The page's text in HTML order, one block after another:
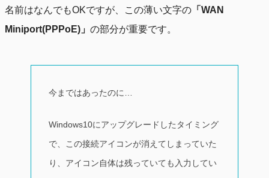
名前はなんでもOKですが、この薄い文字の 「WAN
Miniport(PPPoE)」 の部分が重要です。
今まではあったのに…
Windows10にアップグレードしたタイミング
で、この接続アイコンが消えてしまっていた
り、アイコン自体は残っていても入力してい